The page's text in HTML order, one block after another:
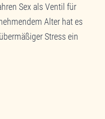
Sex als Ventil für
Alter hat es
Stress ein